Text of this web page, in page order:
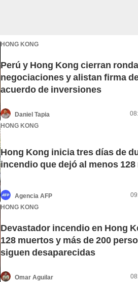
HONG KONG
Perú y Hong Kong cierran
negociaciones y alistan firma
acuerdo de inversiones
Daniel Tapia
HONG KONG
Hong Kong inicia tres días de
incendio que dejó al menos
Agencia AFP
HONG KONG
Devastador incendio en Hong
128 muertos y más de 200
siguen desaparecidas
Omar Aguilar